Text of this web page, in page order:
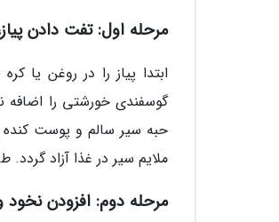
مرحله اول: تفت دادن
ابتدا پیاز را در روغن
گوسفندی خورشتی را اضافه
حبه سیر سالم و پوست کنده
ملایم سیر در غذا آزاد
مرحله دوم: افزودن